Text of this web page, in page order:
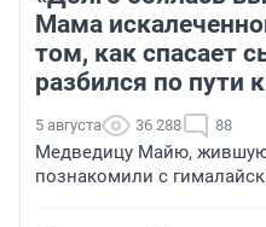
Мама
том, как спасает
разбился по пути
5 августа 36 288 88
Медведицу Майю,
познакомили с